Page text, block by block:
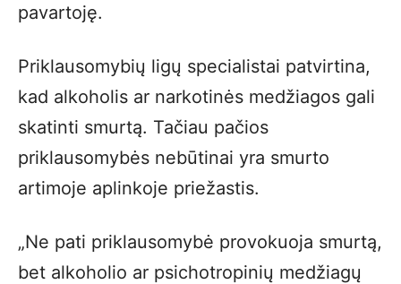
pavartoję.
Priklausomybių ligų specialistai patvirtina,
kad alkoholis ar narkotinės medžiagos gali
skatinti smurtą. Tačiau pačios
priklausomybės nebūtinai yra smurto
artimoje aplinkoje priežastis.
„Ne pati priklausomybė provokuoja smurtą,
bet alkoholio ar psichotropinių medžiagų